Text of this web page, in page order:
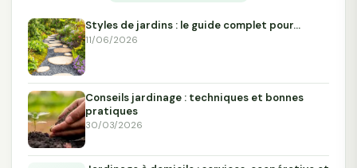
Styles de jardins : le guide complet pour…
11/06/2026
Conseils jardinage : techniques et bonnes
pratiques
30/03/2026